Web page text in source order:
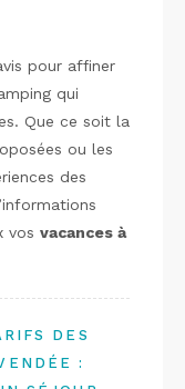
pour affiner
qui
Que ce soit la
ou les
des
vos vacances à
DES
: